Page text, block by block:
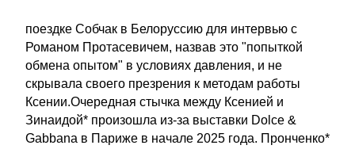
поездке Собчак в Белоруссию для интервью с
Романом Протасевичем, назвав это "попыткой
обмена опытом" в условиях давления, и не
скрывала своего презрения к методам работы
Ксении.Очередная стычка между Ксенией и
Зинаидой* произошла из-за выставки Dolce &
Gabbana в Париже в начале 2025 года. Пронченко*